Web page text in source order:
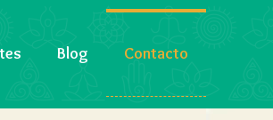
Blog Contacto